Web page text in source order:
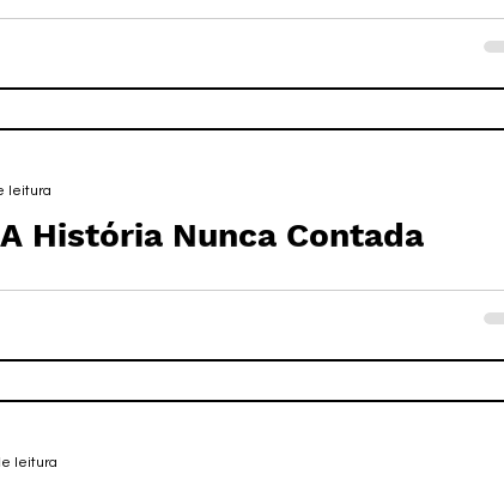
História Nunca Contada
leitura
leitura